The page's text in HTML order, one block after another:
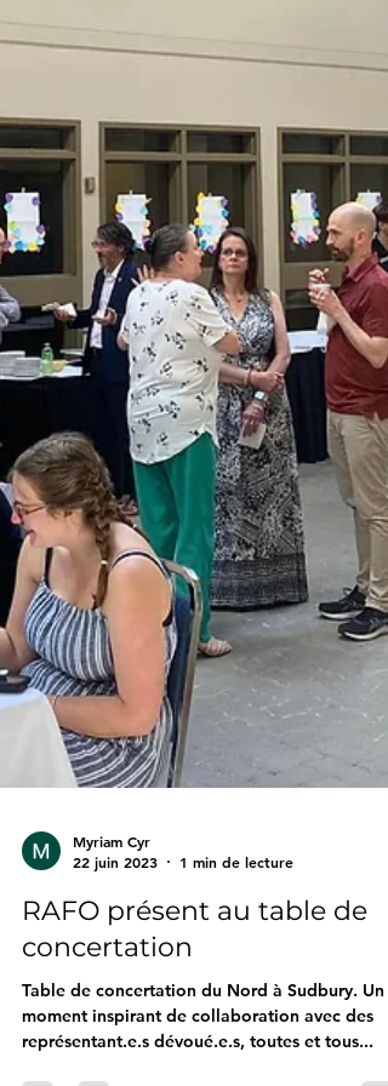
Myriam Cyr
22 juin 2023
1 min de lecture
RAFO présent au table de
concertation
Table de concertation du Nord à Sudbury. Un